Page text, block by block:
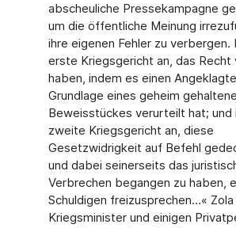
abscheuliche Pressekampagne
um die öffentliche Meinung
ihre eigenen Fehler zu verbergen.
erste Kriegsgericht an, das Recht
haben, indem es einen
Grundlage eines geheim
Beweisstückes verurteilt hat; und
zweite Kriegsgericht an, diese
Gesetzwidrigkeit auf Befehl
und dabei seinerseits das
Verbrechen begangen zu haben,
Schuldigen freizusprechen…«
Kriegsminister und einigen